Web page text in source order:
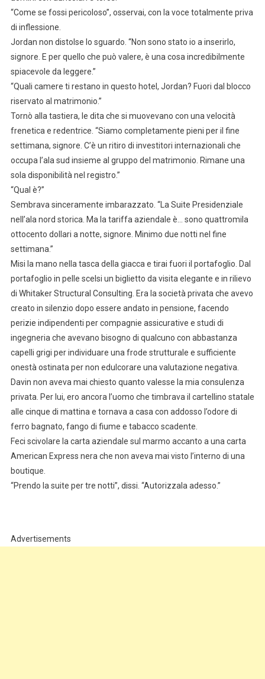
“Come se fossi pericoloso”, osservai, con la voce totalmente priva
di inflessione.
Jordan non distolse lo sguardo. “Non sono stato io a inserirlo,
signore. E per quello che può valere, è una cosa incredibilmente
spiacevole da leggere.”
“Quali camere ti restano in questo hotel, Jordan? Fuori dal blocco
riservato al matrimonio.”
Tornò alla tastiera, le dita che si muovevano con una velocità
frenetica e redentrice. “Siamo completamente pieni per il fine
settimana, signore. C’è un ritiro di investitori internazionali che
occupa l’ala sud insieme al gruppo del matrimonio. Rimane una
sola disponibilità nel registro.”
“Qual è?”
Sembrava sinceramente imbarazzato. “La Suite Presidenziale
nell’ala nord storica. Ma la tariffa aziendale è… sono quattromila
ottocento dollari a notte, signore. Minimo due notti nel fine
settimana.”
Misi la mano nella tasca della giacca e tirai fuori il portafoglio. Dal
portafoglio in pelle scelsi un biglietto da visita elegante e in rilievo
di Whitaker Structural Consulting. Era la società privata che avevo
creato in silenzio dopo essere andato in pensione, facendo
perizie indipendenti per compagnie assicurative e studi di
ingegneria che avevano bisogno di qualcuno con abbastanza
capelli grigi per individuare una frode strutturale e sufficiente
onestà ostinata per non edulcorare una valutazione negativa.
Davin non aveva mai chiesto quanto valesse la mia consulenza
privata. Per lui, ero ancora l’uomo che timbrava il cartellino statale
alle cinque di mattina e tornava a casa con addosso l’odore di
ferro bagnato, fango di fiume e tabacco scadente.
Feci scivolare la carta aziendale sul marmo accanto a una carta
American Express nera che non aveva mai visto l’interno di una
boutique.
“Prendo la suite per tre notti”, dissi. “Autorizzala adesso.”
Advertisements